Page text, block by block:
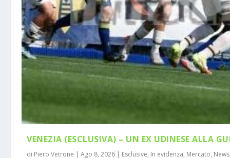
VENEZIA (ESCLUSIVA) – UN EX UDINESE ALLA
di Piero Vetrone |Ago 8, 2026 | Esclusive, In evidenza, Mercato, News